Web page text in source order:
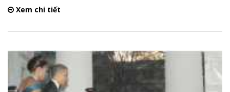
Xem chi tiết